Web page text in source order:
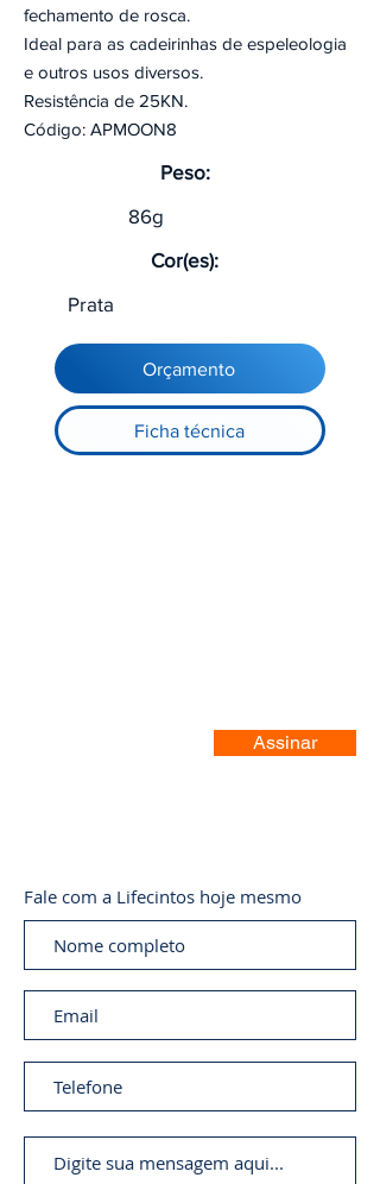
fechamento de rosca.
Ideal para as cadeirinhas de espeleologia
e outros usos diversos.
Resistência de 25KN.
Código: APMOON8
Peso:
86g
Cor(es):
Prata
Orçamento
Ficha técnica
Assinar
Fale com a Lifecintos hoje mesmo